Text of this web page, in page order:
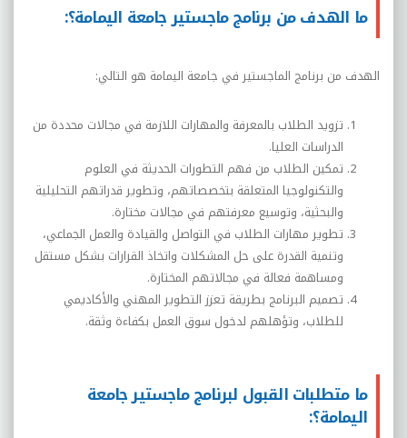
ما الهدف من برنامج ماجستير جامعة اليمامة؟:
الهدف من برنامج الماجستير في جامعة اليمامة هو التالي:
تزويد الطلاب بالمعرفة والمهارات اللازمة في مجالات محددة من
الدراسات العليا.
تمكين الطلاب من فهم التطورات الحديثة في العلوم
والتكنولوجيا المتعلقة بتخصصاتهم، وتطوير قدراتهم التحليلية
والبحثية، وتوسيع معرفتهم في مجالات مختارة.
تطوير مهارات الطلاب في التواصل والقيادة والعمل الجماعي،
وتنمية القدرة على حل المشكلات واتخاذ القرارات بشكل مستقل
ومساهمة فعالة في مجالاتهم المختارة.
تصميم البرنامج بطريقة تعزز التطوير المهني والأكاديمي
للطلاب، وتؤهلهم لدخول سوق العمل بكفاءة وثقة.
ما متطلبات القبول لبرنامج ماجستير جامعة
اليمامة؟: